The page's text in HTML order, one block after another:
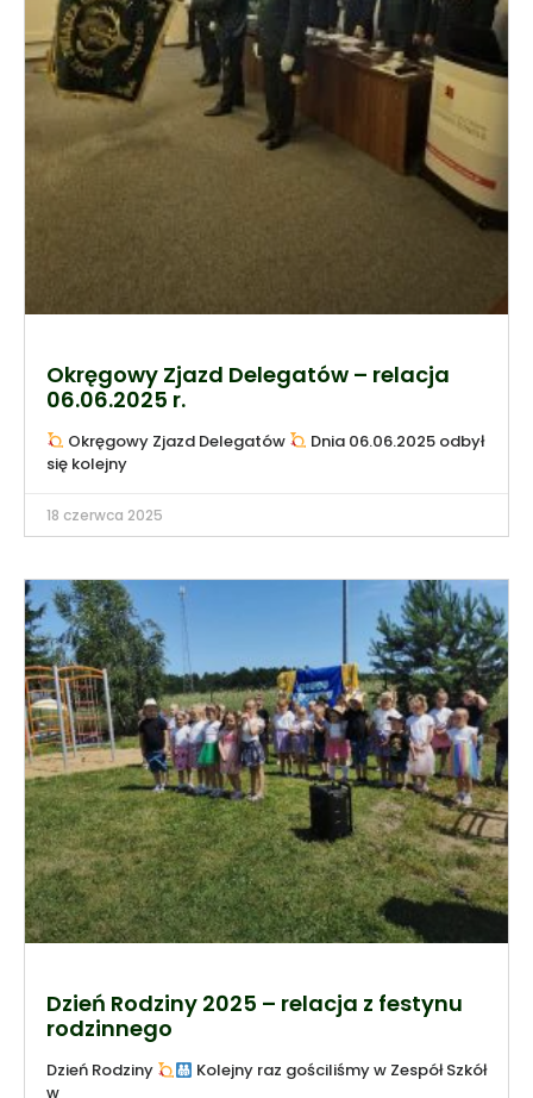
Okręgowy Zjazd Delegatów – relacja
06.06.2025 r.
Okręgowy Zjazd Delegatów
Dnia 06.06.2025 odbył
się kolejny
18 czerwca 2025
Dzień Rodziny 2025 – relacja z festynu
rodzinnego
Dzień Rodziny
Kolejny raz gościliśmy w Zespół Szkół
w